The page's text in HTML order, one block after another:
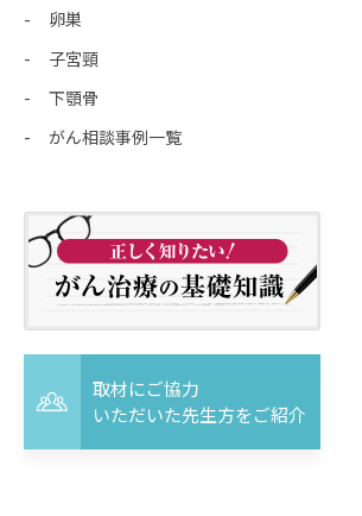
卵巣
子宮頸
下顎骨
がん相談事例一覧
取材にご協力
いただいた先生方をご紹介